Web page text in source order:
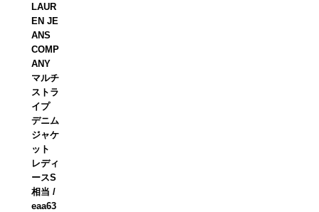
LAUR
EN JE
ANS
COMP
ANY
マルチ
ストラ
イプ
デニム
ジャケ
ット
レディ
ースS
相当 /
eaa63